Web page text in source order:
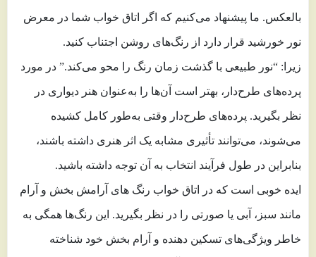
بالعکس. ما پیشنهاد می‌کنیم که اگر اتاق خواب شما در معرض
نور خورشید قرار دارد از رنگ‌های روشن اجتناب کنید.
زیرا: “نور طبیعی با گذشت زمان رنگ را محو می‌کند.” در مورد
پرده‌های طرح‌دار، بهتر است آن‌ها را به‌عنوان هنر دیواری در
نظر بگیرید. پرده‌های طرح‌دار وقتی به‌طور کامل کشیده
می‌شوند، می‌توانند تأثیری مشابه یک اثر هنری داشته باشند،
بنابراین در طول فرآیند انتخاب به آن توجه داشته باشید.
ایده خوبی است که در اتاق خواب رنگ های آرامش بخش و آرام
مانند سبز، آبی یا صورتی را در نظر بگیرید. این رنگ‌ها همگی به
خاطر ویژگی‌های تسکین دهنده و آرام بخش خود شناخته